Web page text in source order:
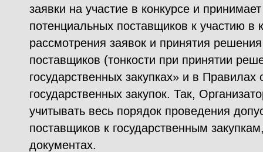
заявки на участие в конкурсе и
потенциальных поставщиков к участию в
рассмотрения заявок и принятия
поставщиков (тонкости при принятии
государственных закупках» и в Правилах
государственных закупок. Так,
учитывать весь порядок проведения
поставщиков к государственным
документах.